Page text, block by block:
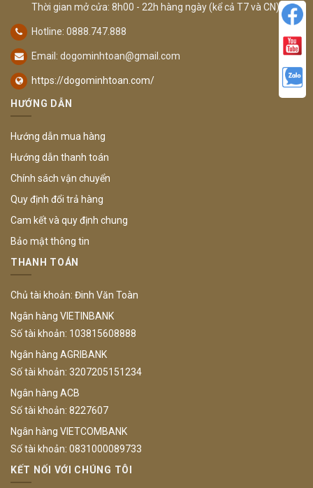
Thời gian mở cửa: 8h00 - 22h hàng ngày (kể cả T7 và CN)
Hotline: 0888.747.888
Email: dogominhtoan@gmail.com
https://dogominhtoan.com/
HƯỚNG DẪN
Hướng dẫn mua hàng
Hướng dẫn thanh toán
Chính sách vận chuyển
Quy định đổi trả hàng
Cam kết và quy định chung
Bảo mật thông tin
THANH TOÁN
Chủ tài khoản: Đinh Văn Toàn
Ngân hàng VIETINBANK
Số tài khoản: 103815608888
Ngân hàng AGRIBANK
Số tài khoản: 3207205151234
Ngân hàng ACB
Số tài khoản: 8227607
Ngân hàng VIETCOMBANK
Số tài khoản: 0831000089733
KẾT NỐI VỚI CHÚNG TÔI